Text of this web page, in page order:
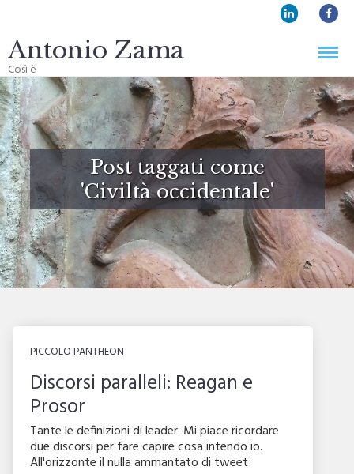
Antonio Zama
Così è
Post taggati come
'Civiltà occidentale'
PICCOLO PANTHEON
Discorsi paralleli: Reagan e
Prosor
Tante le definizioni di leader. Mi piace ricordare
due discorsi per fare capire cosa intendo io.
All'orizzonte il nulla ammantato di tweet